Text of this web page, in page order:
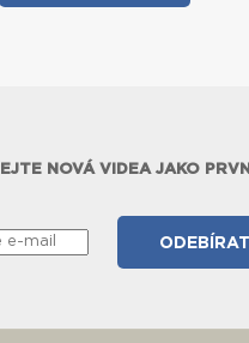
NOVÁ VIDEA JAKO PRVNÍ